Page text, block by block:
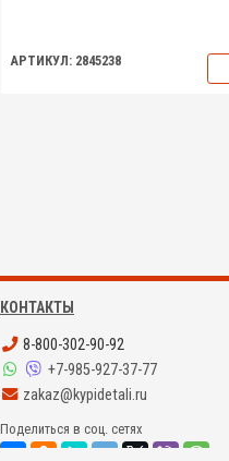
АРТИКУЛ: 2845238
КОНТАКТЫ
8-800-302-90-92
+7-985-927-37-77
zakaz@kypidetali.ru
Поделиться в соц. сетях